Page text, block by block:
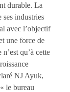
durable. La
industries
avec l’objectif
une force de
qu’à cette
NJ Ayuk,
le bureau